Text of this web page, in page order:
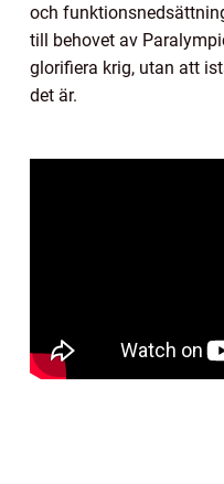
och
till behovet av
glorifiera krig, utan att
det är.